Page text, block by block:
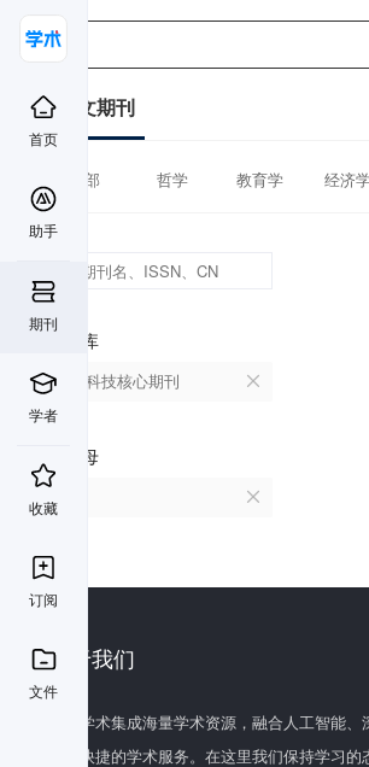
首页
助手
期刊
学者
收藏
订阅
文件
中文期刊
全部 哲学 教育学 经济
数据库
中国科技核心期刊
首字母
关于我们
百度学术集成海量学术资源，融合人工智能
全面快捷的学术服务。在这里我们保持学习